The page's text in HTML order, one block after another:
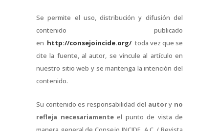
Se permite el uso, distribución y difusión del
contenido publicado
en http://consejoincide.org/ toda vez que se
cite la fuente, al autor, se vincule al artículo en
nuestro sitio web y se mantenga la intención del
contenido.
Su contenido es responsabilidad del autory no
refleja necesariamenteel punto de vista de